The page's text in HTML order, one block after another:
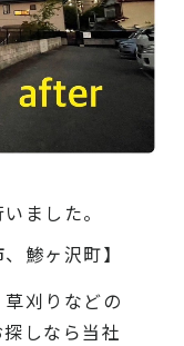
ました。
鯵ヶ沢町】
刈りなどの
しなら当社